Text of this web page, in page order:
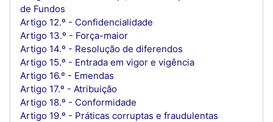
de Fundos
Artigo 12.º - Confidencialidade
Artigo 13.º - Força-maior
Artigo 14.º - Resolução de diferendos
Artigo 15.º - Entrada em vigor e vigência
Artigo 16.º - Emendas
Artigo 17.º - Atribuição
Artigo 18.º - Conformidade
Artigo 19.º - Práticas corruptas e fraudulentas